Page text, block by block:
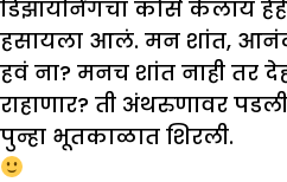
डिझायनिंगचा कोर्स केलाय
हसायला आलं. मन शांत,
हवं ना? मनच शांत नाही तर
राहाणार? ती अंथरुणावर
पुन्हा